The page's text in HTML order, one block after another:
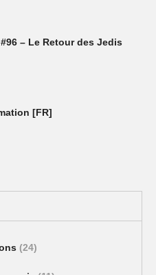
– Le Retour des Jedis
[FR]
(24)